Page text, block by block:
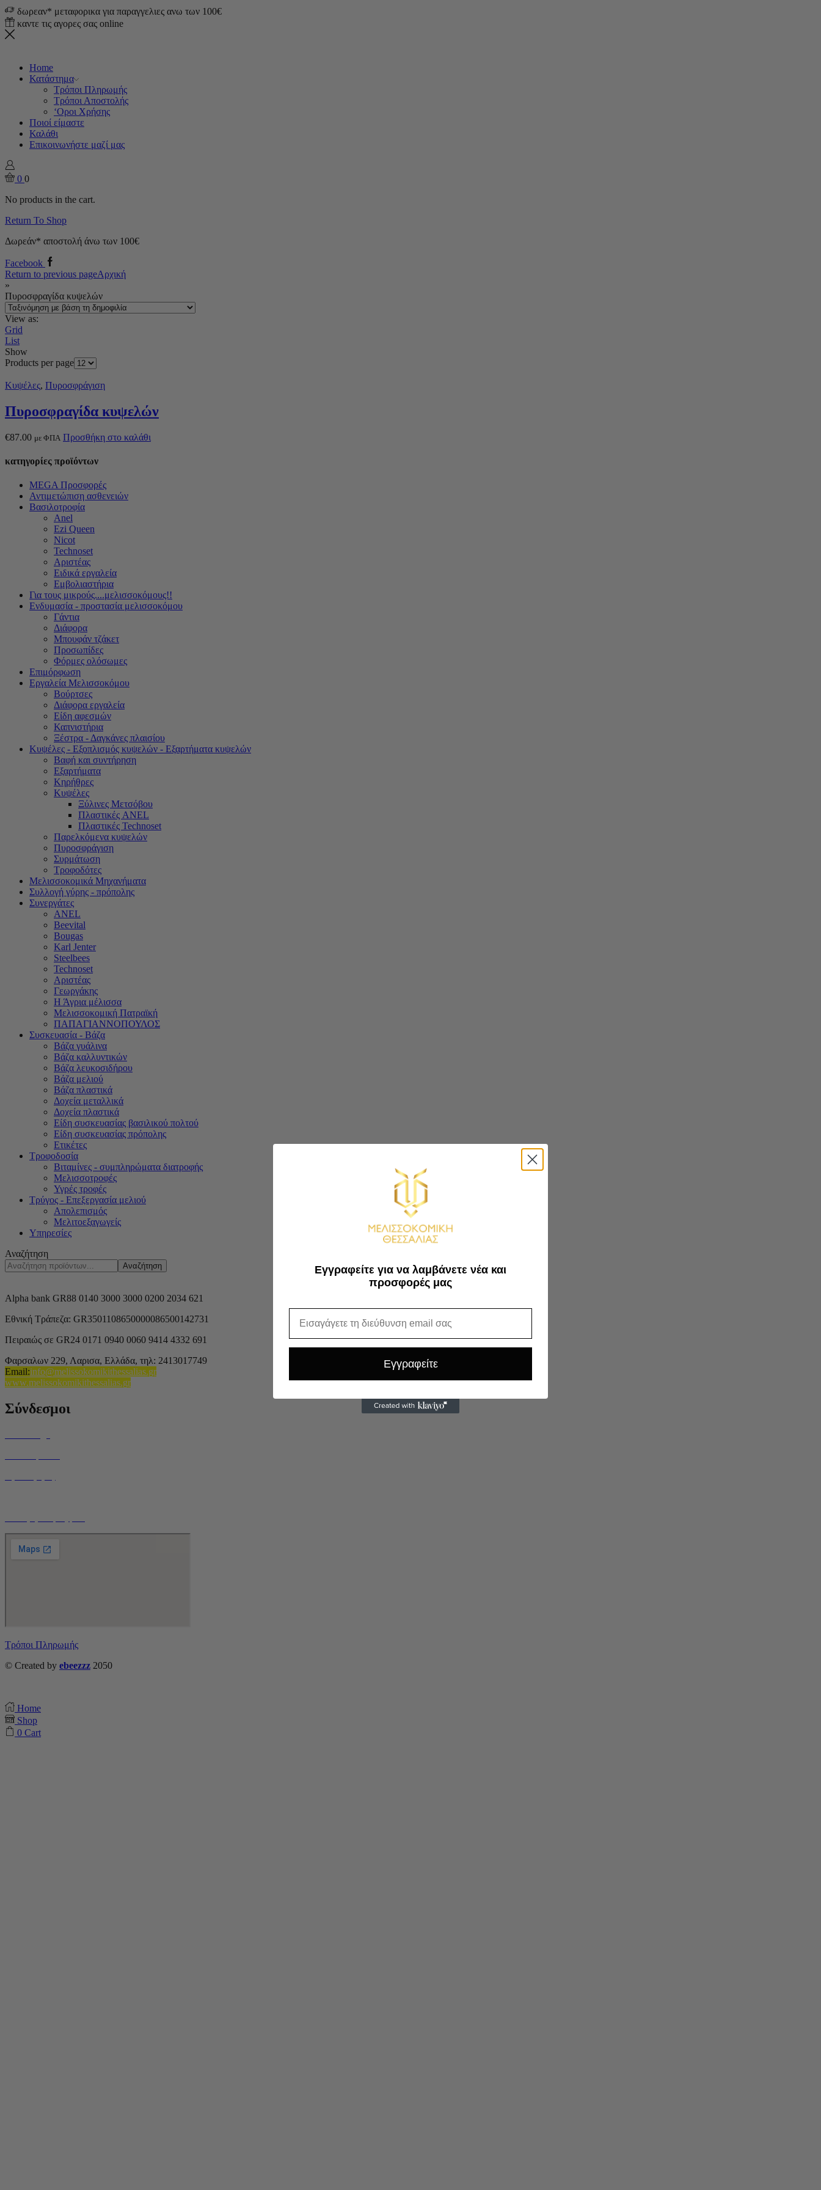
δωρεαν* μεταφορικα για παραγγελιες ανω των 100€
καντε τις αγορες σας online
Home
Κατάστημα
Τρόποι Πληρωμής
Τρόποι Αποστολής
‘Οροι Χρήσης
Ποιοί είμαστε
Καλάθι
Επικοινωνήστε μαζί μας
0 0
No products in the cart.
Return To Shop
Δωρεάν* αποστολή άνω των 100€
Facebook
Return to previous pageΑρχική
»
Πυροσφραγίδα κυψελών
View as:
Grid
List
Show
Products per page
Κυψέλες, Πυροσφράγιση
Πυροσφραγίδα κυψελών
€87.00 με ΦΠΑ Προσθήκη στο καλάθι
κατηγορίες προϊόντων
MEGA Προσφορές
Αντιμετώπιση ασθενειών
Βασιλοτροφία
Anel
Ezi Queen
Nicot
Technoset
Αριστέας
Ειδικά εργαλεία
Εμβολιαστήρια
Για τους μικρούς....μελισσοκόμους!!
Ενδυμασία - προστασία μελισσοκόμου
Γάντια
Διάφορα
Μπουφάν τζάκετ
Προσωπίδες
Φόρμες ολόσωμες
Επιμόρφωση
Εργαλεία Μελισσοκόμου
Βούρτσες
Διάφορα εργαλεία
Είδη αφεσμών
Καπνιστήρια
Ξέστρα - Δαγκάνες πλαισίου
Κυψέλες - Εξοπλισμός κυψελών - Εξαρτήματα κυψελών
Βαφή και συντήρηση
Εξαρτήματα
Κηρήθρες
Κυψέλες
Ξύλινες Μετσόβου
Πλαστικές ANEL
Πλαστικές Technoset
Παρελκόμενα κυψελών
Πυροσφράγιση
Συρμάτωση
Τροφοδότες
Μελισσοκομικά Μηχανήματα
Συλλογή γύρης - πρόπολης
Συνεργάτες
ANEL
Beevital
Bougas
Karl Jenter
Steelbees
Technoset
Αριστέας
Γεωργάκης
Η Άγρια μέλισσα
Μελισσοκομική Πατραϊκή
ΠΑΠΑΓΙΑΝΝΟΠΟΥΛΟΣ
Συσκευασία - Βάζα
Βάζα γυάλινα
Βάζα καλλυντικών
Βάζα λευκοσιδήρου
Βάζα μελιού
Βάζα πλαστικά
Δοχεία μεταλλικά
Δοχεία πλαστικά
Είδη συσκευασίας βασιλικού πολτού
Είδη συσκευασίας πρόπολης
Ετικέτες
Τροφοδοσία
Βιταμίνες - συμπληρώματα διατροφής
Μελισσοτροφές
Υγρές τροφές
Τρύγος - Επεξεργασία μελιού
Απολεπισμός
Μελιτοεξαγωγείς
Υπηρεσίες
Αναζήτηση
Αναζήτηση
Alpha bank GR88 0140 3000 3000 0200 2034 621
Εθνική Τράπεζα: GR3501108650000086500142731
Πειραιώς σε GR24 0171 0940 0060 9414 4332 691
Φαρσαλων 229, Λαρισα, Ελλάδα, τηλ: 2413017749
Email:info@melissokomikithessalias.gr
www.melissokomikithessalias.gr
Σύνδεσμοι
Τρόποι Πληρωμής
© Created by ebeezzz 2050
Home
Shop
0 Cart
Εγγραφείτε για να λαμβάνετε νέα και
προσφορές μας
Εγγραφείτε